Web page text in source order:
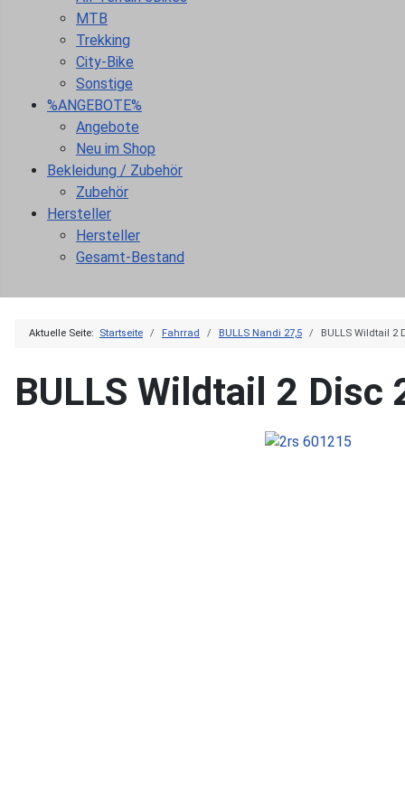
MTB
Trekking
City-Bike
Sonstige
%ANGEBOTE%
Angebote
Neu im Shop
Bekleidung / Zubehör
Zubehör
Hersteller
Hersteller
Gesamt-Bestand
Aktuelle Seite: Startseite Fahrrad BULLS Nandi 27,5 BULLS Wildtail 2
BULLS Wildtail 2 Disc